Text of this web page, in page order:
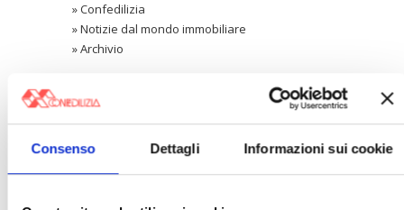
Consenso Dettagli Informazioni sui cookie
»Confedilizia
»Notizie dal mondo immobiliare
»Archivio
Cerca
〉 Area riservata Associazioni